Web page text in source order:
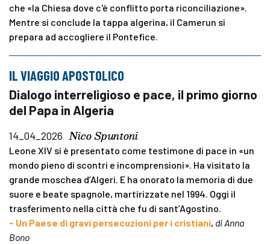
che «la Chiesa dove c'è conflitto porta riconciliazione».
Mentre si conclude la tappa algerina, il Camerun si
prepara ad accogliere il Pontefice.
IL VIAGGIO APOSTOLICO
Dialogo interreligioso e pace, il primo giorno
del Papa in Algeria
14_04_2026 Nico Spuntoni
Leone XIV si è presentato come testimone di pace in «un
mondo pieno di scontri e incomprensioni». Ha visitato la
grande moschea d’Algeri. E ha onorato la memoria di due
suore e beate spagnole, martirizzate nel 1994. Oggi il
trasferimento nella città che fu di sant’Agostino.
- Un Paese di gravi persecuzioni per i cristiani, di Anna
Bono